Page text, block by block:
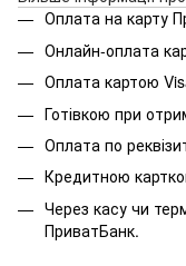
Оплата на карту
Онлайн-оплата
Оплата картою
Готівкою при
Оплата по
Кредитною
Через касу чи
ПриватБанк.